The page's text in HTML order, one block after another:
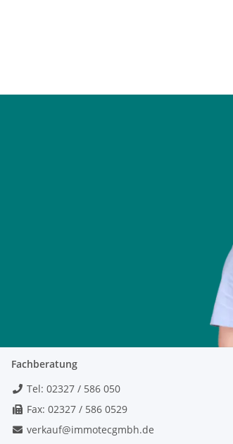
Fachberatung
Tel: 02327 / 586 050
Fax: 02327 / 586 0529
verkauf@immotecgmbh.de